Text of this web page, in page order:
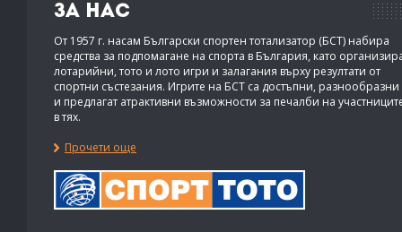
За нас
От 1957 г. насам Български спортен тотализатор (БСТ) набира
средства за подпомагане на спорта в България, като
лотарийни, тото и лото игри и залагания върху резултати от
спортни състезания. Игрите на БСТ са достъпни, разнообразни
и предлагат атрактивни възможности за печалби на
в тях.
Прочети още